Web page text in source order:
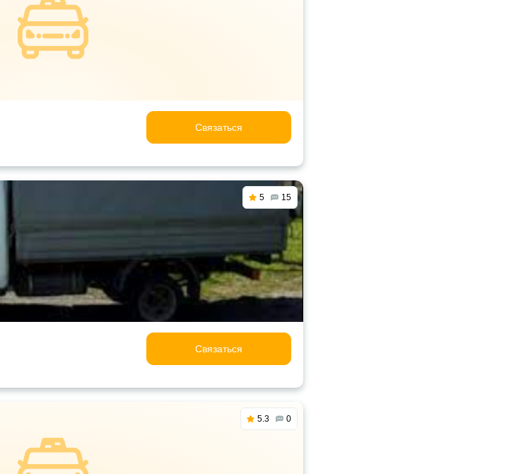
Связаться
5 15
Связаться
5.3 0